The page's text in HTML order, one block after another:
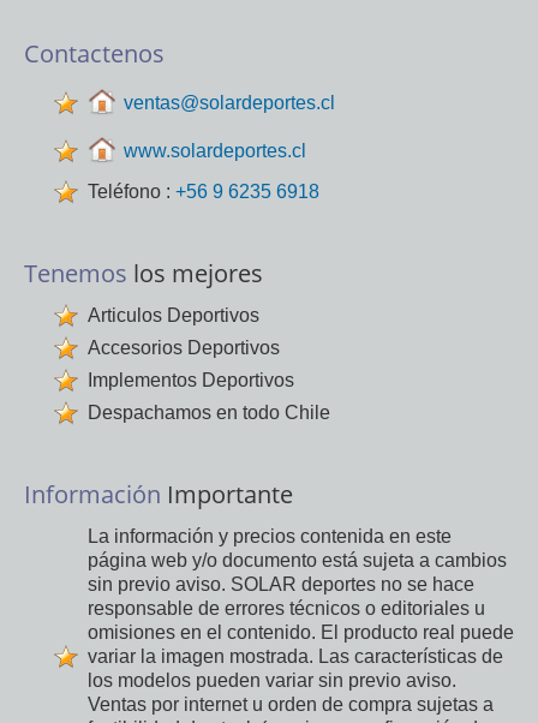
Contactenos
ventas@solardeportes.cl
www.solardeportes.cl
Teléfono : +56 9 6235 6918
Tenemos los mejores
Articulos Deportivos
Accesorios Deportivos
Implementos Deportivos
Despachamos en todo Chile
Información Importante
La información y precios contenida en este
página web y/o documento está sujeta a cambios
sin previo aviso. SOLAR deportes no se hace
responsable de errores técnicos o editoriales u
omisiones en el contenido. El producto real puede
variar la imagen mostrada. Las características de
los modelos pueden variar sin previo aviso.
Ventas por internet u orden de compra sujetas a